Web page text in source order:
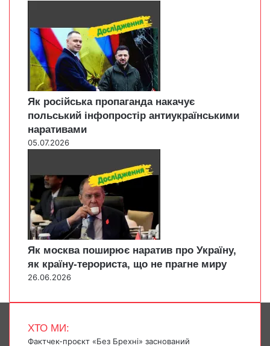
Як російська пропаганда накачує
польський інфопростір антиукраїнськими
наративами
05.07.2026
Як москва поширює наратив про Україну,
як країну-терориста, що не прагне миру
26.06.2026
ХТО МИ:
Фактчек-проєкт «Без Брехні» заснований